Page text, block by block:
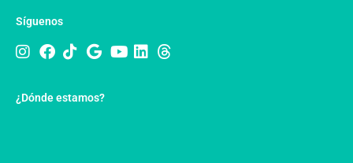
Síguenos
¿Dónde estamos?